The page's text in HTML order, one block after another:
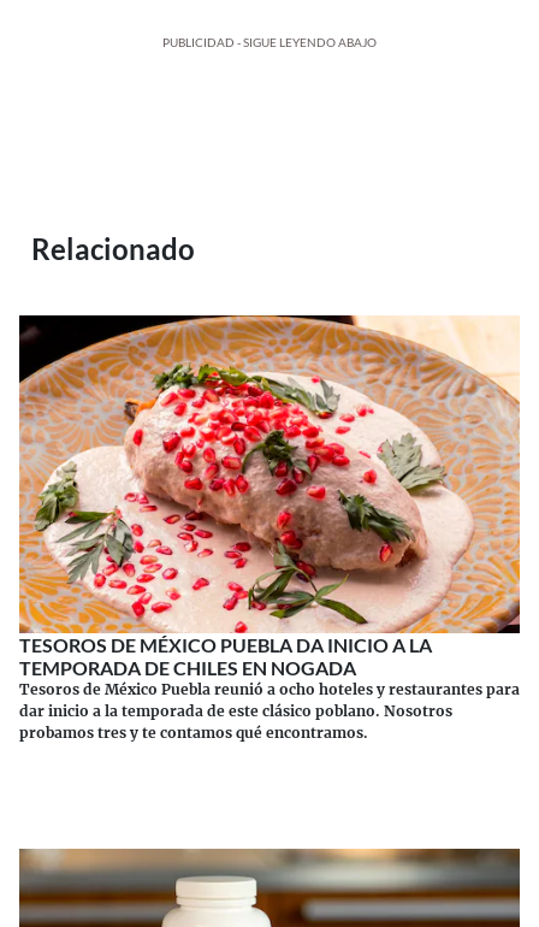
PUBLICIDAD - SIGUE LEYENDO ABAJO
Relacionado
TESOROS DE MÉXICO PUEBLA DA INICIO A LA
TEMPORADA DE CHILES EN NOGADA
Tesoros de México Puebla reunió a ocho hoteles y restaurantes para
dar inicio a la temporada de este clásico poblano. Nosotros
probamos tres y te contamos qué encontramos.